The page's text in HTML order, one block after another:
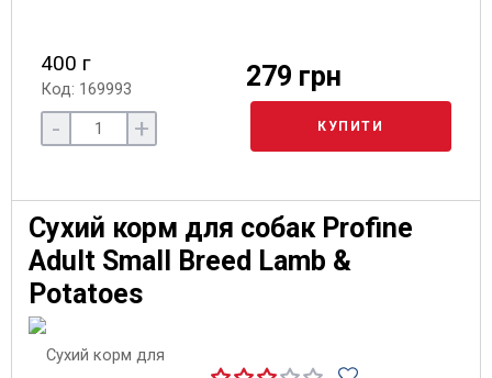
400 г
Код: 169993 279 грн
- + КУПИТИ
Сухий корм для собак Profine
Adult Small Breed Lamb &
Potatoes